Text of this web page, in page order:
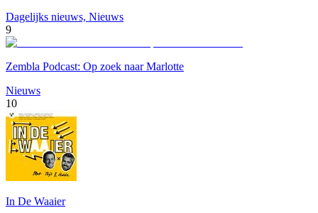
Dagelijks nieuws, Nieuws
9
Zembla Podcast: Op zoek naar Marlotte
Nieuws
10
In De Waaier